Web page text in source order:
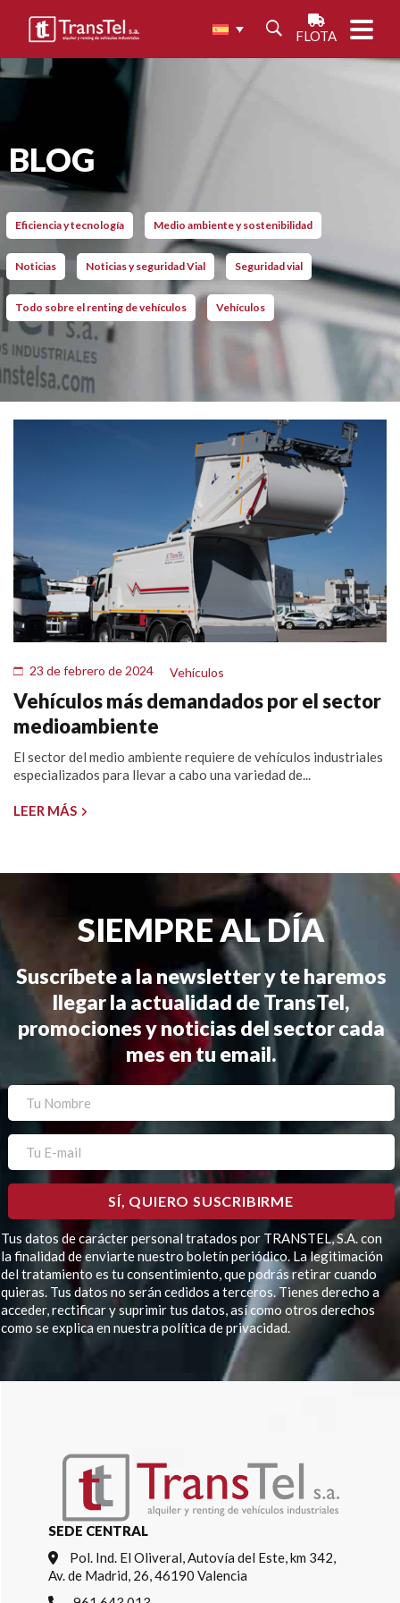
FLOTA
BLOG
Eficiencia y tecnología Medio ambiente y sostenibilidad
Noticias Noticias y seguridad Vial Seguridad vial
Todo sobre el renting de vehículos Vehículos
23 de febrero de 2024 Vehículos
Vehículos más demandados por el sector
medioambiente
El sector del medio ambiente requiere de vehículos industriales
especializados para llevar a cabo una variedad de...
LEER MÁS
SIEMPRE AL DÍA
Suscríbete a la newsletter y te haremos
llegar la actualidad de TransTel,
promociones y noticias del sector cada
mes en tu email.
Tus datos de carácter personal tratados por TRANSTEL, S.A. con
la finalidad de enviarte nuestro boletín periódico. La legitimación
del tratamiento es tu consentimiento, que podrás retirar cuando
quieras. Tus datos no serán cedidos a terceros. Tienes derecho a
acceder, rectificar y suprimir tus datos, así como otros derechos
como se explica en nuestra política de privacidad.
SEDE CENTRAL
Pol. Ind. El Oliveral, Autovía del Este, km 342,
Av. de Madrid, 26, 46190 Valencia